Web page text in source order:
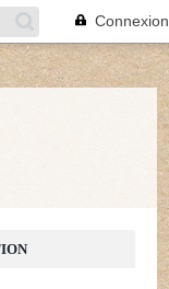
Connexion